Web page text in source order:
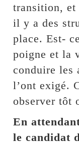
transition, et
il y a des
place. Est-
poigne et la
conduire les
l’ont exigé.
observer tôt
En
le candidat